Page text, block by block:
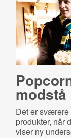
Det er sværere
produkter, når
viser ny